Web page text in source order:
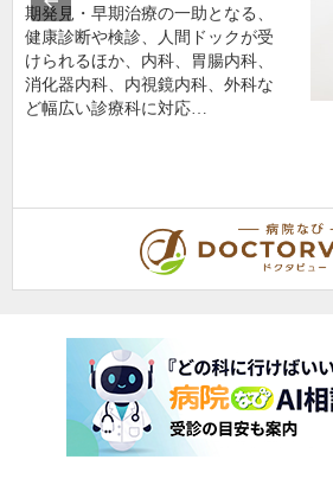
期発見・早期治療の一助となる、
健康診断や検診、人間ドックが受
けられるほか、内科、胃腸内科、
消化器内科、内視鏡内科、外科な
ど幅広い診療科に対応…